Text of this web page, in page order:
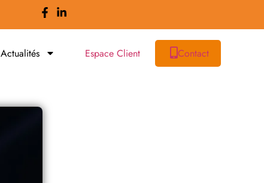
Actualités Espace Client Contact